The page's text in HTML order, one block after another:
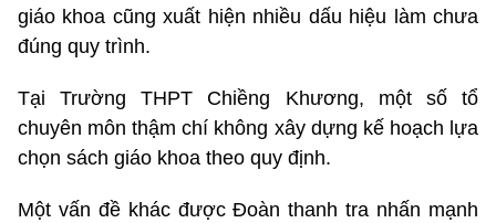
giáo khoa cũng xuất hiện nhiều dấu hiệu làm chưa
đúng quy trình.
Tại Trường THPT Chiềng Khương, một số tổ
chuyên môn thậm chí không xây dựng kế hoạch lựa
chọn sách giáo khoa theo quy định.
Một vấn đề khác được Đoàn thanh tra nhấn mạnh